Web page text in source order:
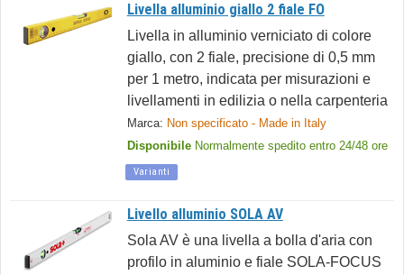
Livella alluminio giallo 2 fiale FO
Livella in alluminio verniciato di colore
giallo, con 2 fiale, precisione di 0,5 mm
per 1 metro, indicata per misurazioni e
livellamenti in edilizia o nella carpenteria
Marca: Non specificato - Made in Italy
Disponibile Normalmente spedito entro 24/48 ore
Varianti
Livello alluminio SOLA AV
Sola AV è una livella a bolla d'aria con
profilo in aluminio e fiale SOLA-FOCUS